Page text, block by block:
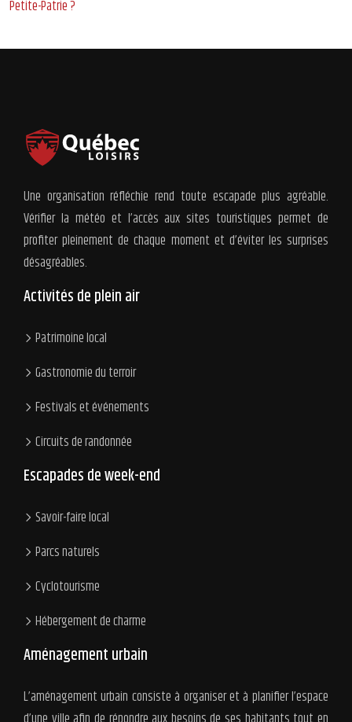
Petite-Patrie ?
Une organisation réfléchie rend toute escapade plus agréable.
Vérifier la météo et l’accès aux sites touristiques permet de
profiter pleinement de chaque moment et d’éviter les surprises
désagréables.
Activités de plein air
Patrimoine local
Gastronomie du terroir
Festivals et événements
Circuits de randonnée
Escapades de week-end
Savoir-faire local
Parcs naturels
Cyclotourisme
Hébergement de charme
Aménagement urbain
L’aménagement urbain consiste à organiser et à planifier l’espace